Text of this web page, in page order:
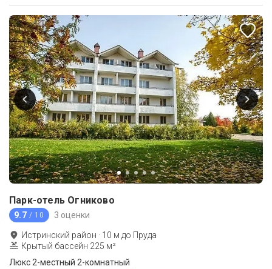
Парк-отель Огниково
9.7 / 10 3 оценки
Истринский район · 10 м до Пруда
Крытый бассейн 225 м²
Люкс 2-местный 2-комнатный